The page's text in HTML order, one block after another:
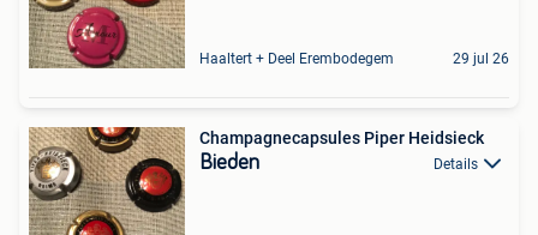
Haaltert + Deel Erembodegem 29 jul 26
Champagnecapsules Piper Heidsieck
Bieden Details